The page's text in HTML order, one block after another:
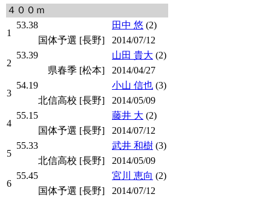
４００ｍ
1
53.38 田中 悠 (2)
国体予選 [長野]
2014/07/12
2
53.39 山田 貴大 (2)
県春季 [松本]
2014/04/27
3
54.19 小山 信也 (3)
北信高校 [長野]
2014/05/09
4
55.15 藤井 大 (2)
国体予選 [長野]
2014/07/12
5
55.33 武井 和樹 (3)
北信高校 [長野]
2014/05/09
6
55.45 宮川 恵向 (2)
国体予選 [長野]
2014/07/12